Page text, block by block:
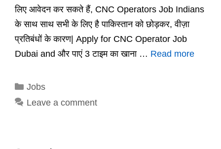
लिए आवेदन कर सकते हैं, CNC Operators Job Indians
के साथ साथ सभी के लिए है पाकिस्तान को छोड़कर, वीज़ा
प्रतिबंधों के कारण| Apply for CNC Operator Job
Dubai and और पाएं 3 टाइम का खाना … Read more
Categories
Jobs
Leave a comment